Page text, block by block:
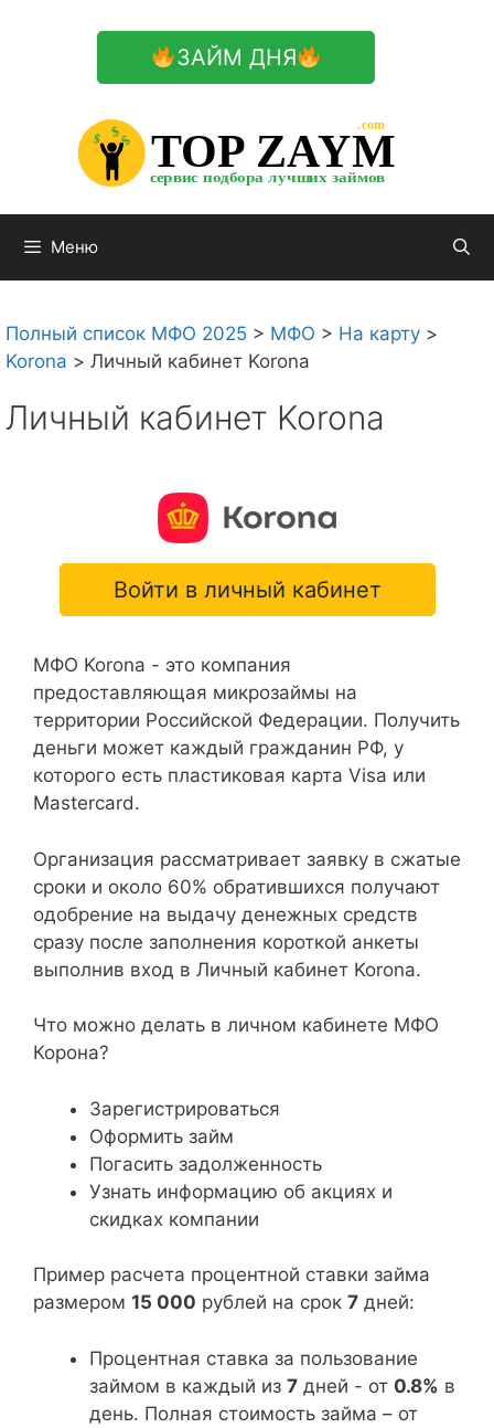
ЗАЙМ ДНЯ
TOP ZAYM
сервис подбора лучших займов
.com
$
$
$
Меню
Полный список МФО 2025 > МФО > На карту >
Korona > Личный кабинет Korona
Личный кабинет Korona
Войти в личный кабинет
МФО Korona - это компания
предоставляющая микрозаймы на
территории Российской Федерации. Получить
деньги может каждый гражданин РФ, у
которого есть пластиковая карта Visa или
Mastercard.
Организация рассматривает заявку в сжатые
сроки и около 60% обратившихся получают
одобрение на выдачу денежных средств
сразу после заполнения короткой анкеты
выполнив вход в Личный кабинет Korona.
Что можно делать в личном кабинете МФО
Корона?
Зарегистрироваться
Оформить займ
Погасить задолженность
Узнать информацию об акциях и
скидках компании
Пример расчета процентной ставки займа
размером 15 000 рублей на срок 7 дней:
Процентная ставка за пользование
займом в каждый из 7 дней - от 0.8% в
день. Полная стоимость займа – от